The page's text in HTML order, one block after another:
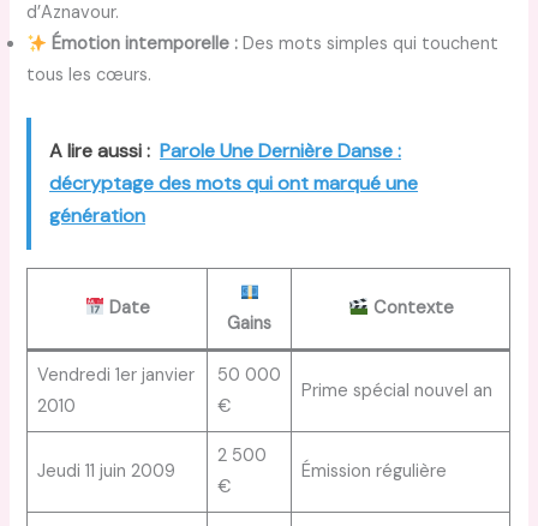
d’Aznavour.
Émotion intemporelle : Des mots simples qui touchent
tous les cœurs.
A lire aussi : Parole Une Dernière Danse :
décryptage des mots qui ont marqué une
génération
Date
Gains
Contexte
Vendredi 1er janvier
2010
50 000
€
Prime spécial nouvel an
Jeudi 11 juin 2009
2 500
€
Émission régulière